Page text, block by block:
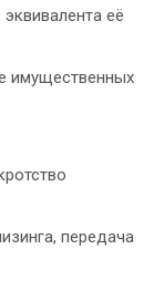
её
имущественных
передача